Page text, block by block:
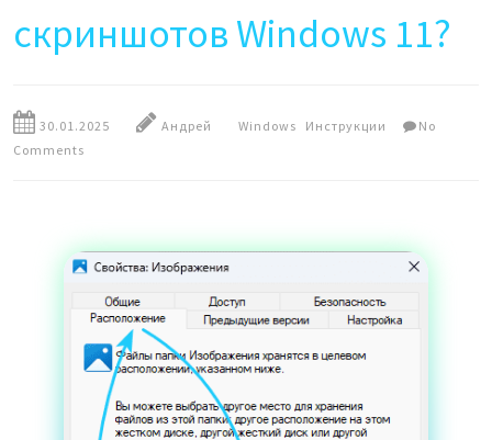
скриншотов Windows 11?
30.01.2025 Андрей Windows Инструкции
No
Comments